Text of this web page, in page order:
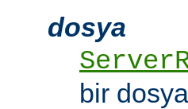
dosya
bir